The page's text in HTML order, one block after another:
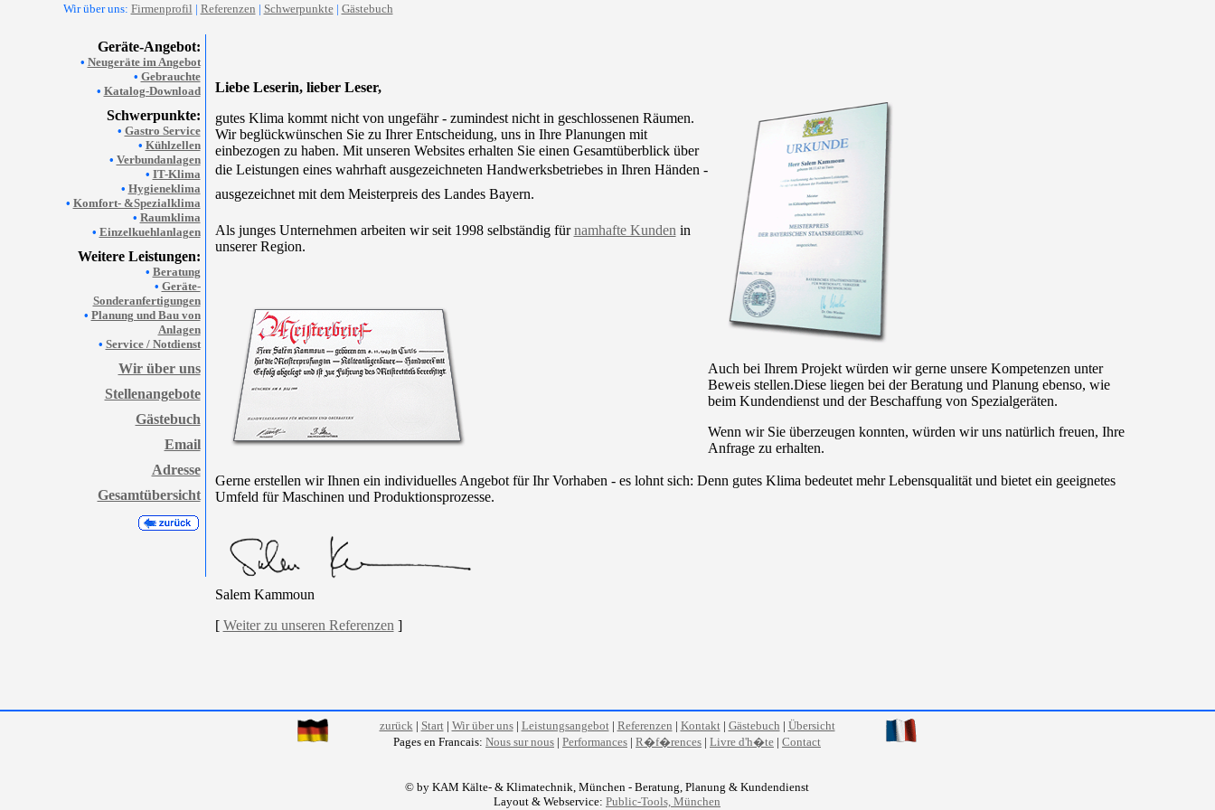
Wir über uns: Firmenprofil | Referenzen | Schwerpunkte| Gästebuch
Geräte-Angebot:
• Neugeräte im Angebot
• Gebrauchte
• Katalog-Download
Schwerpunkte:
• Gastro Service
• Kühlzellen
• Verbundanlagen
• IT-Klima
• Hygieneklima
• Komfort- &Spezialklima
• Raumklima
• Einzelkuehlanlagen
Weitere Leistungen:
• Beratung
• Geräte-
Sonderanfertigungen
• Planung und Bau von
Anlagen
• Service / Notdienst
Wir über uns
Stellenangebote
Gästebuch
Email
Adresse
Gesamtübersicht
Liebe Leserin, lieber Leser,
gutes Klima kommt nicht von ungefähr - zumindest nicht in geschlossenen Räumen.
Wir beglückwünschen Sie zu Ihrer Entscheidung, uns in Ihre Planungen mit
einbezogen zu haben. Mit unseren Websites erhalten Sie einen Gesamtüberblick über
die Leistungen eines wahrhaft ausgezeichneten Handwerksbetriebes in Ihren Händen -
ausgezeichnet mit dem Meisterpreis des Landes Bayern.
Als junges Unternehmen arbeiten wir seit 1998 selbständig fürnamhafte Kunden in
unserer Region.
Auch bei Ihrem Projekt würden wir gerne unsere Kompetenzen unter
Beweis stellen.Diese liegen bei der Beratung und Planung ebenso, wie
beim Kundendienst und der Beschaffung von Spezialgeräten.
Wenn wir Sie überzeugen konnten, würden wir uns natürlich freuen, Ihre
Anfrage zu erhalten.
Gerne erstellen wir Ihnen ein individuelles Angebot für Ihr Vorhaben - es lohnt sich: Denn gutes Klima bedeutet mehr Lebensqualität und bietet ein geeignetes
Umfeld für Maschinen und Produktionsprozesse.
Salem Kammoun
[ Weiter zu unseren Referenzen ]
zurück| Start| Wir über uns| Leistungsangebot| Referenzen | Kontakt| Gästebuch | Übersicht
Pages en Francais: Nous sur nous | Performances | R�f�rences | Livre d'h�te | Contact
© by KAM Kälte- & Klimatechnik, München - Beratung, Planung & Kundendienst
Layout & Webservice: Public-Tools, München